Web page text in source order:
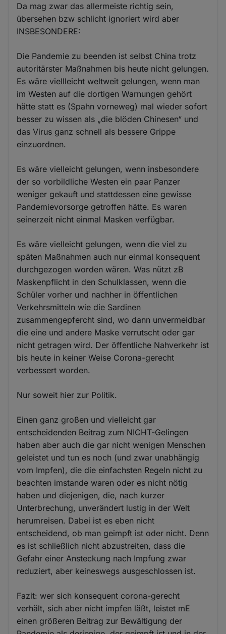
Da mag zwar das allermeiste richtig sein,
übersehen bzw schlicht ignoriert wird aber
INSBESONDERE:
Die Pandemie zu beenden ist selbst China trotz
autoritärster Maßnahmen bis heute nicht gelungen.
Es wäre viellleicht weltweit gelungen, wenn man
im Westen auf die dortigen Warnungen gehört
hätte statt es (Spahn vorneweg) mal wieder sofort
besser zu wissen als „die blöden Chinesen“ und
das Virus ganz schnell als bessere Grippe
einzuordnen.
Es wäre vielleicht gelungen, wenn insbesondere
der so vorbildliche Westen ein paar Panzer
weniger gekauft und stattdessen eine gewisse
Pandemievorsorge getroffen hätte. Es waren
seinerzeit nicht einmal Masken verfügbar.
Es wäre vielleicht gelungen, wenn die viel zu
späten Maßnahmen auch nur einmal konsequent
durchgezogen worden wären. Was nützt zB
Maskenpflicht in den Schulklassen, wenn die
Schüler vorher und nachher in öffentlichen
Verkehrsmitteln wie die Sardinen
zusammengepfercht sind, wo dann unvermeidbar
die eine und andere Maske verrutscht oder gar
nicht getragen wird. Der öffentliche Nahverkehr ist
bis heute in keiner Weise Corona-gerecht
verbessert worden.
Nur soweit hier zur Politik.
Einen ganz großen und vielleicht gar
entscheidenden Beitrag zum NICHT-Gelingen
haben aber auch die gar nicht wenigen Menschen
geleistet und tun es noch (und zwar unabhängig
vom Impfen), die die einfachsten Regeln nicht zu
beachten imstande waren oder es nicht nötig
haben und diejenigen, die, nach kurzer
Unterbrechung, unverändert lustig in der Welt
herumreisen. Dabei ist es eben nicht
entscheidend, ob man geimpft ist oder nicht. Denn
es ist schließlich nicht abzustreiten, dass die
Gefahr einer Ansteckung nach Impfung zwar
reduziert, aber keineswegs ausgeschlossen ist.
Fazit: wer sich konsequent corona-gerecht
verhält, sich aber nicht impfen läßt, leistet mE
einen größeren Beitrag zur Bewältigung der